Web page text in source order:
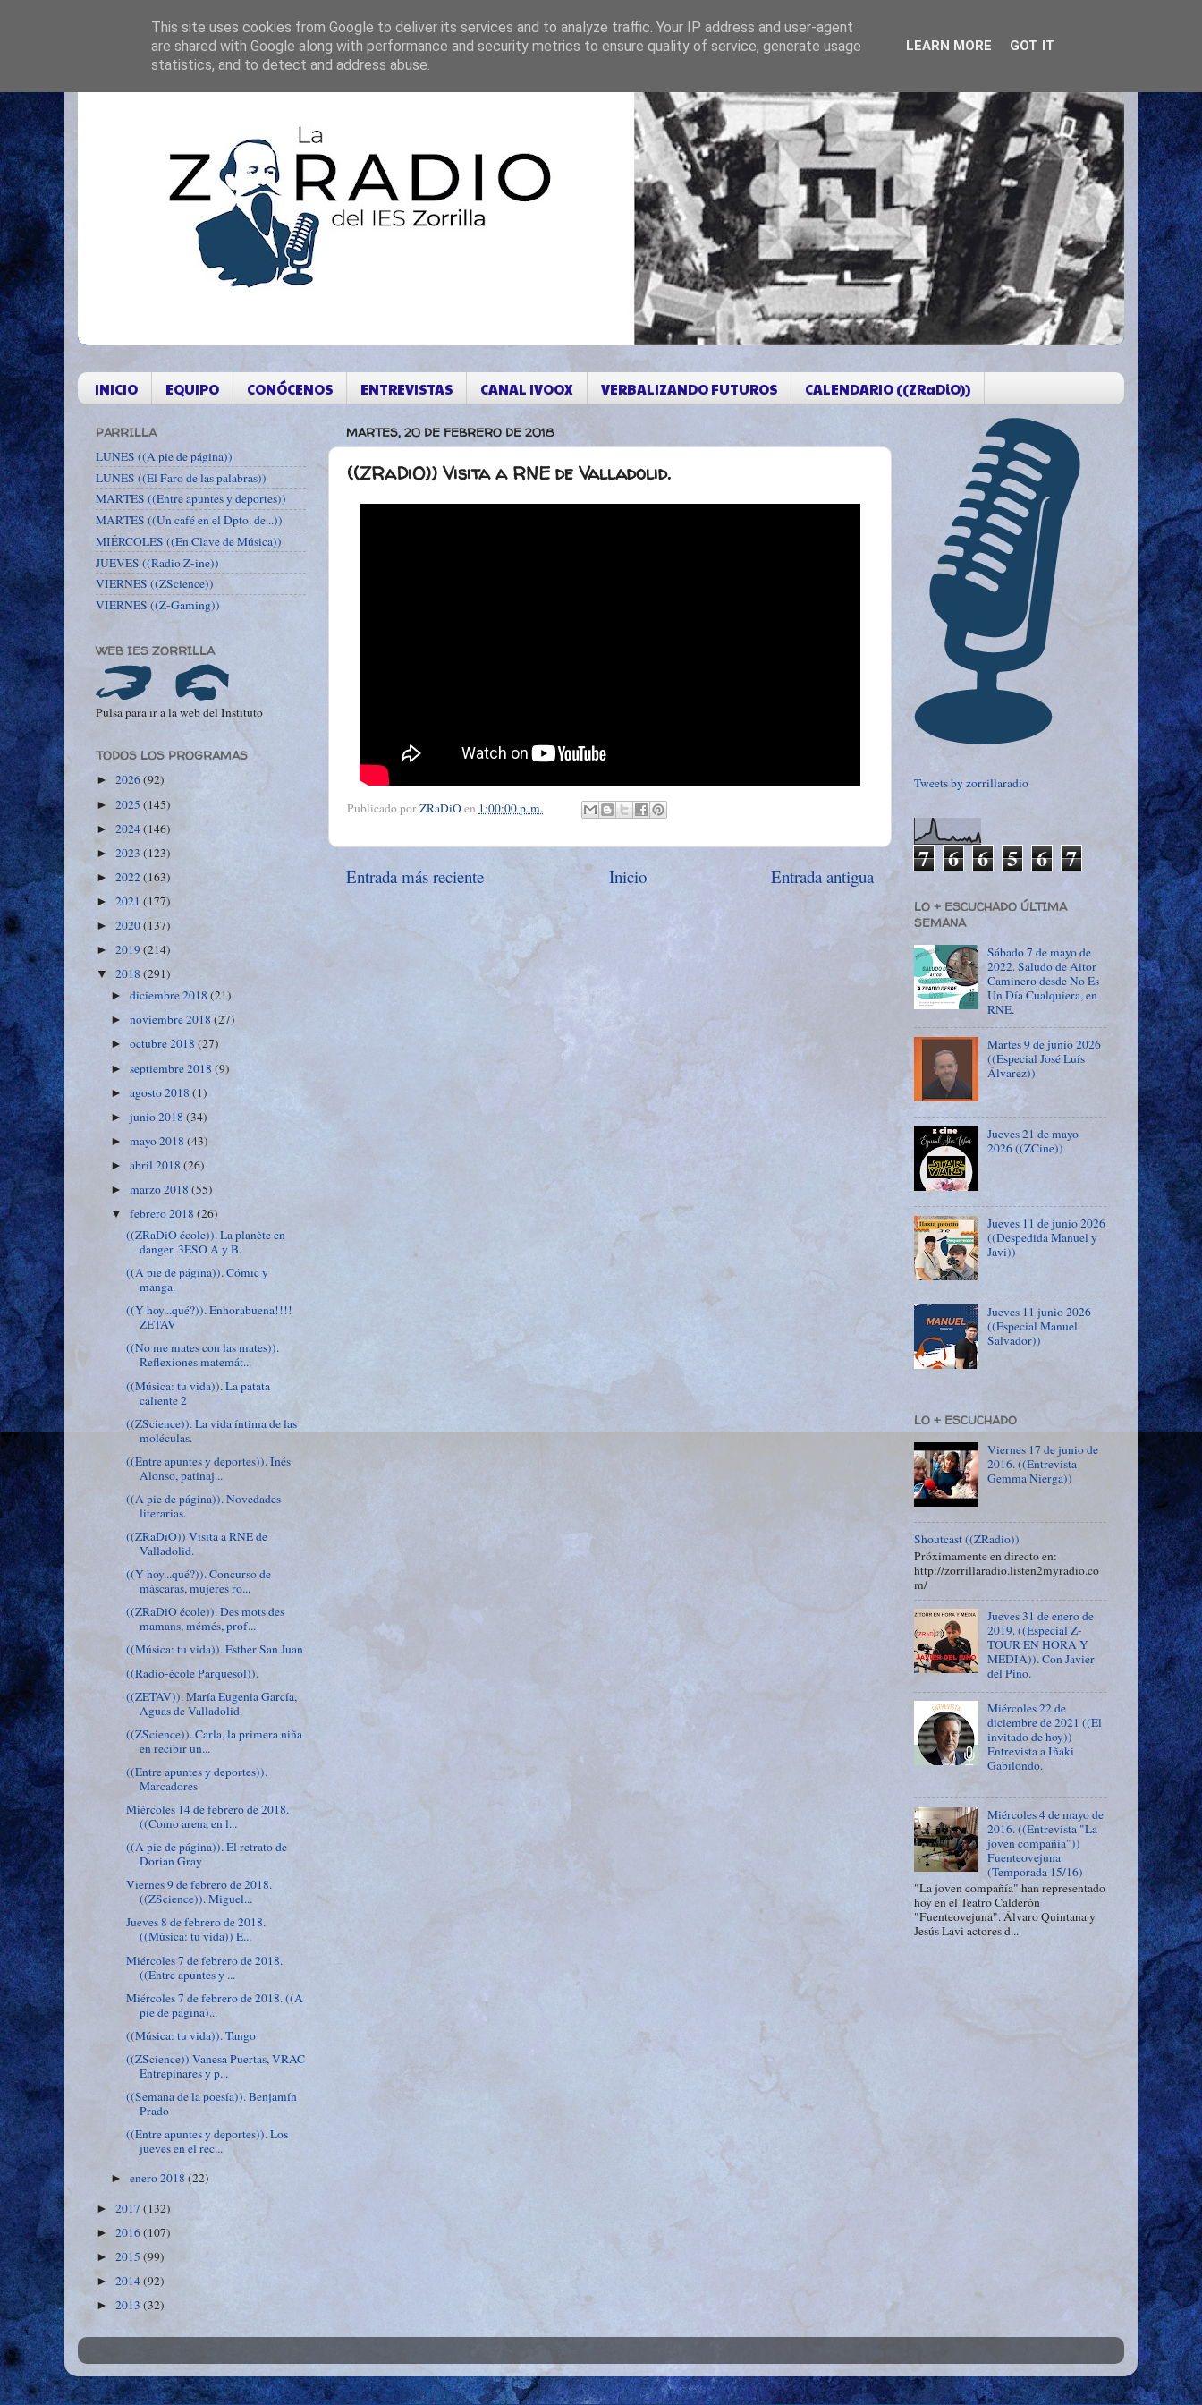
INICIO EQUIPO CONÓCENOS ENTREVISTAS CANAL IVOOX VERBALIZANDO FUTUROS CALENDARIO ((ZRaDiO))
MARTES, 20 DE FEBRERO DE 2018
((ZRaDiO)) Visita a RNE de Valladolid.
Publicado porZRaDiOen 1:00:00 p. m.
Entrada más reciente Entrada antigua
Inicio
PARRILLA
LUNES ((A pie de página))
LUNES ((El Faro de las palabras))
MARTES ((Entre apuntes y deportes))
MARTES ((Un café en el Dpto. de...))
MIÉRCOLES ((En Clave de Música))
JUEVES ((Radio Z-ine))
VIERNES ((ZScience))
VIERNES ((Z-Gaming))
WEB IES ZORRILLA
Pulsa para ir a la web del Instituto
TODOS LOS PROGRAMAS
► 2026(92)
► 2025 (145)
► 2024(146)
► 2023 (123)
► 2022(163)
► 2021 (177)
► 2020(137)
► 2019(214)
▼ 2018 (291)
►diciembre 2018(21)
►noviembre 2018(27)
►octubre 2018(27)
►septiembre 2018(9)
►agosto 2018(1)
►junio 2018(34)
►mayo 2018(43)
►abril 2018(26)
►marzo 2018(55)
▼febrero 2018(26)
((ZRaDiO école)). La planète en
danger. 3ESO A y B.
((A pie de página)). Cómic y
manga.
((Y hoy...qué?)). Enhorabuena!!!!
ZETAV
((No me mates con las mates)).
Reflexiones matemát...
((Música: tu vida)). La patata
caliente 2
((ZScience)). La vida íntima de las
moléculas.
((Entre apuntes y deportes)). Inés
Alonso, patinaj...
((A pie de página)). Novedades
literarias.
((ZRaDiO)) Visita a RNE de
Valladolid.
((Y hoy...qué?)). Concurso de
máscaras, mujeres ro...
((ZRaDiO école)). Des mots des
mamans, mémés, prof...
((Música: tu vida)). Esther San Juan
((Radio-école Parquesol)).
((ZETAV)). María Eugenia García,
Aguas de Valladolid.
((ZScience)). Carla, la primera niña
en recibir un...
((Entre apuntes y deportes)).
Marcadores
Miércoles 14 de febrero de 2018.
((Como arena en l...
((A pie de página)). El retrato de
Dorian Gray
Viernes 9 de febrero de 2018.
((ZScience)). Miguel...
Jueves 8 de febrero de 2018.
((Música: tu vida)) E...
Miércoles 7 de febrero de 2018.
((Entre apuntes y ...
Miércoles 7 de febrero de 2018. ((A
pie de página)...
((Música: tu vida)). Tango
((ZScience)) Vanesa Puertas, VRAC
Entrepinares y p...
((Semana de la poesía)). Benjamín
Prado
((Entre apuntes y deportes)). Los
jueves en el rec...
►enero 2018(22)
► 2017 (132)
► 2016(107)
► 2015 (99)
► 2014(92)
► 2013 (32)
Tweets by zorrillaradio
7 6 6 5 6 7
LO + ESCUCHADO ÚLTIMA
SEMANA
Sábado 7 de mayo de
2022. Saludo de Aitor
Caminero desde No Es
Un Día Cualquiera, en
RNE.
Martes 9 de junio 2026
((Especial José Luís
Álvarez))
Jueves 21 de mayo
2026 ((ZCine))
Jueves 11 de junio 2026
((Despedida Manuel y
Javi))
Jueves 11 junio 2026
((Especial Manuel
Salvador))
LO + ESCUCHADO
Viernes 17 de junio de
2016. ((Entrevista
Gemma Nierga))
Shoutcast ((ZRadio))
Próximamente en directo en:
http://zorrillaradio.listen2myradio.co
m/
Jueves 31 de enero de
2019. ((Especial Z-
TOUR EN HORA Y
MEDIA)). Con Javier
del Pino.
Miércoles 22 de
diciembre de 2021 ((El
invitado de hoy))
Entrevista a Iñaki
Gabilondo.
Miércoles 4 de mayo de
2016. ((Entrevista "La
joven compañía"))
Fuenteovejuna
(Temporada 15/16)
"La joven compañía" han representado
hoy en el Teatro Calderón
"Fuenteovejuna". Álvaro Quintana y
Jesús Lavi actores d...
This site uses cookies from Google to deliver its services and to analyze traffic. Your IP address and user-agent
are shared with Google along with performance and security metrics to ensure quality of service, generate usage
statistics, and to detect and address abuse.
LEARN MORE GOT IT